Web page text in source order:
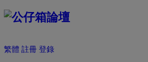
繁體 註冊 登錄